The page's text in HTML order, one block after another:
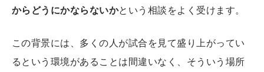
からどうにかならないかという相談をよく受けます。
この背景には、多くの人が試合を見て盛り上がってい
るという環境があることは間違いなく、そういう場所